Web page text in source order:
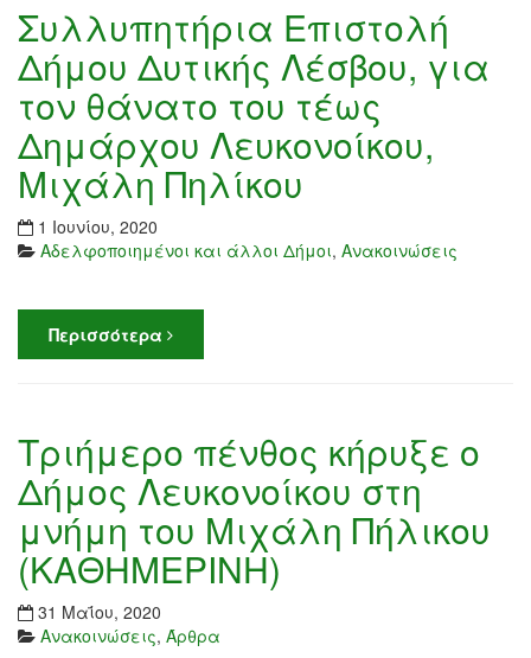
Συλλυπητήρια Επιστολή
Δήμου Δυτικής Λέσβου, για
τον θάνατο του τέως
Δημάρχου Λευκονοίκου,
Μιχάλη Πηλίκου
1 Ιουνίου, 2020
Αδελφοποιημένοι και άλλοι Δήμοι, Ανακοινώσεις
Περισσότερα
Τριήμερο πένθος κήρυξε ο
Δήμος Λευκονοίκου στη
μνήμη του Μιχάλη Πήλικου
(ΚΑΘΗΜΕΡΙΝΗ)
31 Μαΐου, 2020
Ανακοινώσεις, Άρθρα